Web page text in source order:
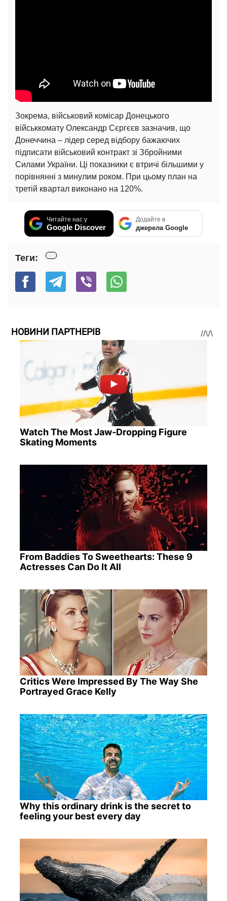
Зокрема, військовий комісар Донецького
військкомату Олександр Сєргєєв зазначив, що
Донеччина – лідер серед відбору бажаючих
підписати військовий контракт зі Збройними
Силами України. Ці показники є втричі більшими у
порівнянні з минулим роком. При цьому план на
третій квартал виконано на 120%.
Читайте нас у
Google Discover
Додайте в
джерела Google
Теги:
НОВИНИ ПАРТНЕРІВ
Watch The Most Jaw‑Dropping Figure
Skating Moments
From Baddies To Sweethearts: These 9
Actresses Can Do It All
Critics Were Impressed By The Way She
Portrayed Grace Kelly
Why this ordinary drink is the secret to
feeling your best every day